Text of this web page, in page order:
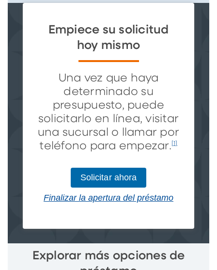
Empiece su solicitud
hoy mismo
Una vez que haya
determinado su
presupuesto, puede
solicitarlo en línea, visitar
una sucursal o llamar por
teléfono para empezar. [1]
Solicitar ahora
Finalizar la apertura del préstamo
Explorar más opciones de